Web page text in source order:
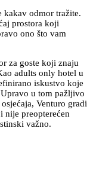
kakav odmor tražite.
prostora koji
ono što vam
za goste koji znaju
adults only hotel u
iskustvo koje
u tom pažljivo
Venturo gradi
nije preopterećen
važno.